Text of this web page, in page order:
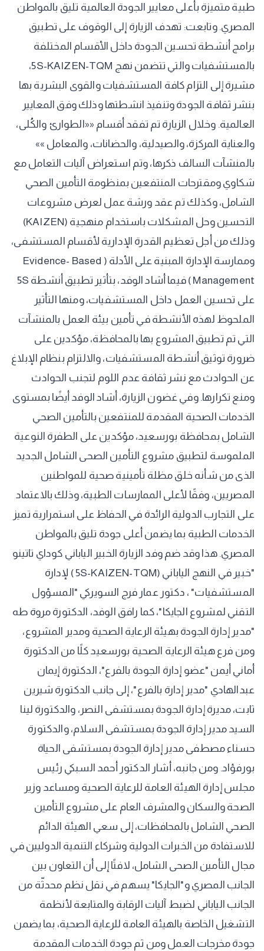
طبية متميزة بأعلى معايير الجودة العالمية تليق بالمواطن
المصري. وتابعت: تهدف الزيارة إلى الوقوف على تطبيق
برامج أنشطة تحسين الجودة داخل الأقسام المختلفة
بالمستشفيات والتي تتضمن نهج 5S-KAIZEN-TQM،
مشيرة إلى التزام كافة المستشفيات والقوى البشرية بها
بنشر ثقافة الجودة وتنفيذ انشطتها وذلك وفق المعايير
العالمية. وخلال الزيارة تم تفقد أقسام ««الطوارئ والكُلى،
والعناية المركزة، والصيدلية، والحضانات، والمعامل »»
بالمنشآت السالف ذكرها، وتم استعراض آليات التعامل مع
شكاوي ومقترحات المنتفعين بمنظومة التأمين الصحي
الشامل، وكذلك تم عقد ورشة عمل لعرض مشروعات
التحسين وحل المشكلات باستخدام منهجية (KAIZEN)
وذلك من أجل تعظيم القدرة الإدارية لأقسام المستشفى،
وممارسة الإدارة المبنية على الأدلة ( Evidence- Based
Management ) فيما أشاد الوفد، بتأثير تطبيق أنشطة 5S
على تحسين العمل داخل المستشفيات، ومنها التأثير
الملحوظ لهذه الأنشطة في تأمين بيئة العمل بالمنشآت
التي تم تطبيق المشروع بها بالمحافظة، مؤكدين على
ضرورة توثيق أنشطة المستشفيات، والالتزام بنظام الإبلاغ
عن الحوادث مع نشر ثقافة عدم اللوم لتجنب الحوادث
ومنع تكرارها. وفي غضون الزيارة، أشاد الوفد أيضًا بمستوى
الخدمات الصحية المقدمة للمنتفعين بالتأمين الصحي
الشامل بمحافظة بورسعيد، مؤكدين على الطفرة النوعية
الملموسة لتطبيق مشروع التأمين الصحى الشامل الجديد
الذى من شأنه خلق مظلة تأمينية صحية للمواطنين
المصريين، وفقًا لأعلى الممارسات الطبية، وذلك بالاعتماد
على التجارب الدولية الرائدة في الحفاظ على استمرارية تميز
الخدمات الطبية بما يضمن أعلى جودة تليق بالمواطن
المصري. هذا وقد ضم وفد الزيارة الخبير الياباني كوداي تاتينو
"خبير في النهج الياباني (5S-KAIZEN-TQM ) لإدارة
المستشفيات" ، دكتور عمار فرج السويركي "المسؤول
التقني لمشروع الجايكا"، كما رافق الوفد، الدكتورة مروة طه
"مدير إدارة الجودة بهيئة الرعاية الصحية ومدير المشروع،
ومن فرع هيئة الرعاية الصحية بورسعيد كلًا من الدكتورة
أماني أيمن "عضو إدارة الجودة بالفرع"، الدكتورة إيمان
عبدالهادي "مدير إدارة بالفرع"، إلى جانب الدكتورة شيرين
ثابت، مديرة إدارة الجودة بمستشفى النصر، والدكتورة لينا
السيد مدير إدارة الجودة بمستشفى السلام، والدكتورة
حسناء مصطفى مدير إدارة الجودة بمستشفى الحياة
بورفؤاد. ومن جانبه، أشار الدكتور أحمد السبكي رئيس
مجلس إدارة الهيئة العامة للرعاية الصحية ومساعد وزير
الصحة والسكان والمشرف العام على مشروع التأمين
الصحي الشامل بالمحافظات، إلى سعي الهيئة الدائم
للاستفادة من الخبرات الدولية وشركاء التنمية الدوليين في
مجال التأمين الصحى الشامل، لافتًا إلى أن التعاون بين
الجانب المصري و"الجايكا" يسهم في نقل نظم محدثّة من
الجانب الياباني لضبط آليات الرقابة والمتابعة لأنظمة
التشغيل الخاصة بالهيئة العامة للرعاية الصحية، بما يضمن
جودة مخرجات العمل ومن ثم جودة الخدمات المقدمة